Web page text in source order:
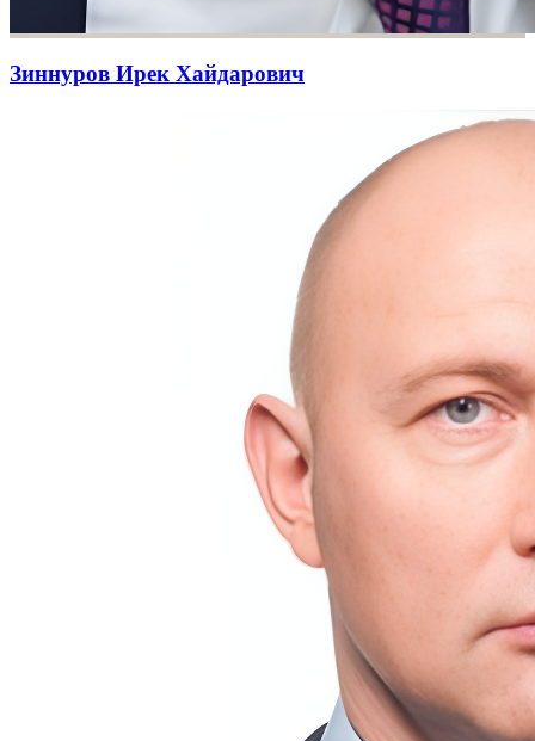
Зиннуров Ирек Хайдарович